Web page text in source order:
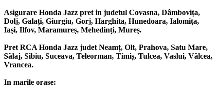
Asigurare Honda Jazz pret in judetul Covasna, Dâmbovița,
Dolj, Galați, Giurgiu, Gorj, Harghita, Hunedoara, Ialomița,
Iași, Ilfov, Maramureș, Mehedinți, Mureș.
Pret RCA Honda Jazz judet Neamț, Olt, Prahova, Satu Mare,
Sălaj, Sibiu, Suceava, Teleorman, Timiș, Tulcea, Vaslui, Vâlcea,
Vrancea.
In marile orase: